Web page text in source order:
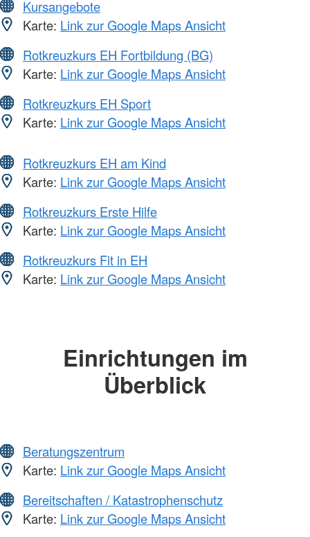
Kursangebote
Karte: Link zur Google Maps Ansicht
Rotkreuzkurs EH Fortbildung (BG)
Karte: Link zur Google Maps Ansicht
Rotkreuzkurs EH Sport
Karte: Link zur Google Maps Ansicht
Rotkreuzkurs EH am Kind
Karte: Link zur Google Maps Ansicht
Rotkreuzkurs Erste Hilfe
Karte: Link zur Google Maps Ansicht
Rotkreuzkurs Fit in EH
Karte: Link zur Google Maps Ansicht
Einrichtungen im
Überblick
Beratungszentrum
Karte: Link zur Google Maps Ansicht
Bereitschaften / Katastrophenschutz
Karte: Link zur Google Maps Ansicht